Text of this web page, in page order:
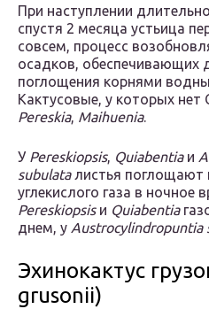
При наступлении
спустя 2 месяца устьица
совсем, процесс
осадков, обеспечивающих
поглощения корнями
Кактусовые, у которых нет
Pereskia, Maihuenia.
У Pereskiopsis, Quiabentiaи
subulataлистья поглощают
углекислого газа в ночное
Pereskiopsisи Quiabentia
днем, у Austrocylindropuntia
Эхинокактус
grusonii)